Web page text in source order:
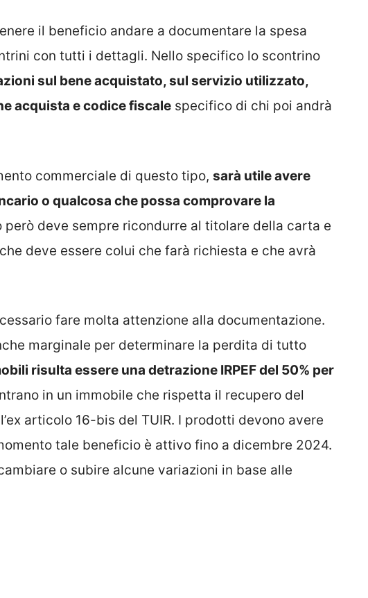
il beneficio andare a documentare la spesa
con tutti i dettagli. Nello specifico lo scontrino
sul bene acquistato, sul servizio utilizzato,
acquista e codice fiscale specifico di chi poi andrà
commerciale di questo tipo, sarà utile avere
o qualcosa che possa comprovare la
però deve sempre ricondurre al titolare della carta e
deve essere colui che farà richiesta e che avrà
fare molta attenzione alla documentazione.
marginale per determinare la perdita di tutto
risulta essere una detrazione IRPEF del 50% per
in un immobile che rispetta il recupero del
articolo 16-bis del TUIR. I prodotti devono avere
tale beneficio è attivo fino a dicembre 2024.
o subire alcune variazioni in base alle